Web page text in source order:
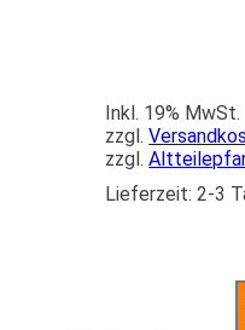
Inkl. 19% MwSt.
zzgl.
zzgl.
Lieferzeit: 2-3